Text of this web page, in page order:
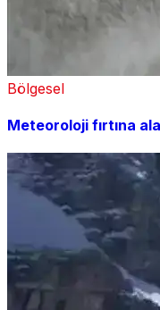
Bölgesel
Meteoroloji fırtına